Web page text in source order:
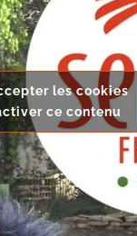
les cookies
ce contenu